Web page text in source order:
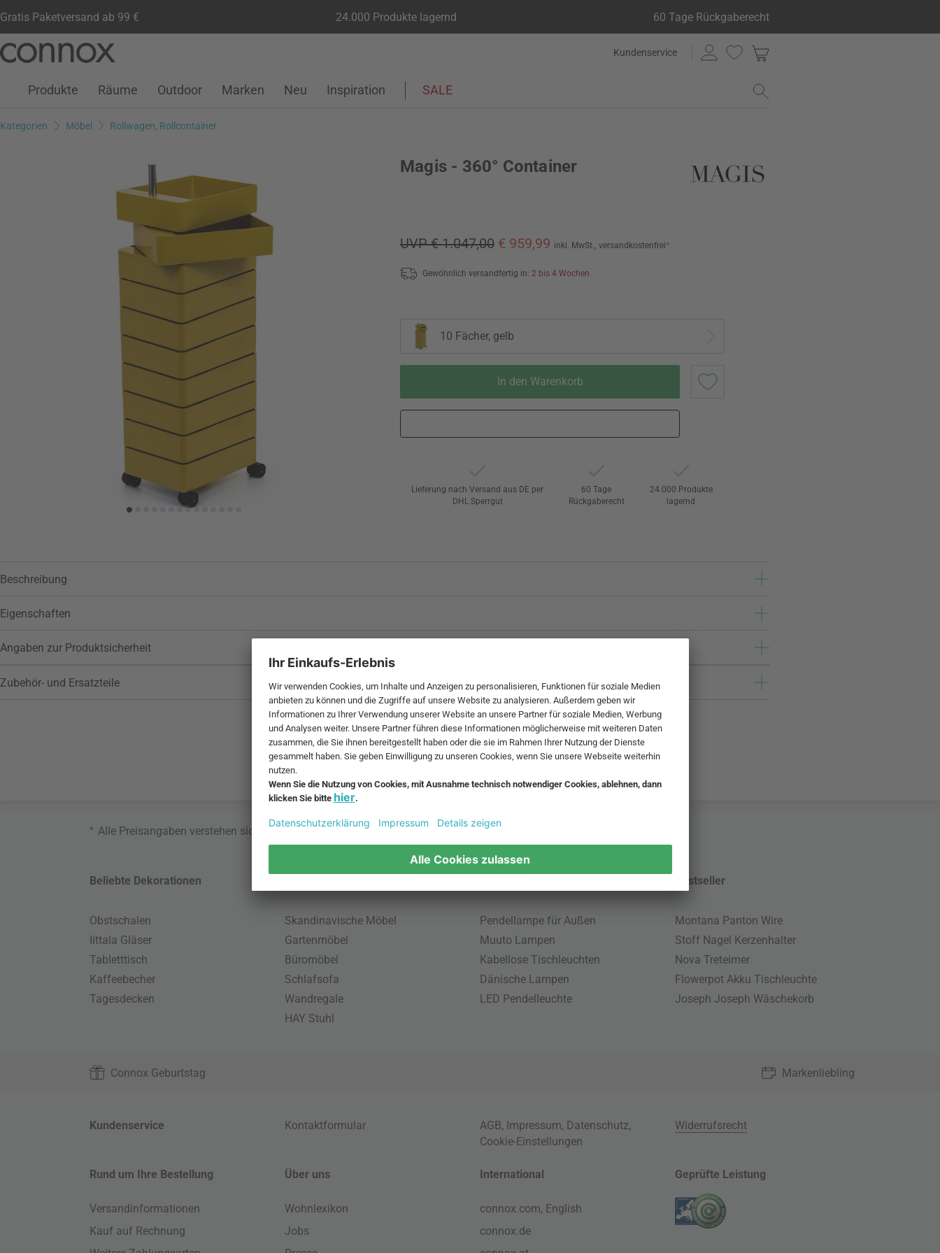
Gratis Paketversand ab 99 € 24.000 Produkte lagernd 60 Tage Rückgaberecht
Seiteninhalt
Suchfeld
Kundenservice
Kundenkonto
Wunschliste
Warenkorb
Produkte Räume Outdoor Marken Neu Inspiration SALE
Kategorien Möbel Rollwagen, Rollcontainer
Magis - 360° Container
UVP € 1.047,00 € 959,99 inkl. MwSt., versandkostenfrei*
Gewöhnlich versandfertig in: 2 bis 4 Wochen
10 Fächer, gelb
In den Warenkorb
Lieferung nach Versand aus DE per
DHL Sperrgut
60 Tage
Rückgaberecht
24.000 Produkte
lagernd
Beschreibung
Eigenschaften
Angaben zur Produktsicherheit
Zubehör- und Ersatzteile
* Alle Preisangaben verstehen sich inklusive MwSt. und zzgl.Versandkosten.
Beliebte Dekorationen
Obstschalen
Iittala Gläser
Tabletttisch
Kaffeebecher
Tagesdecken
Skandinavische Möbel
Gartenmöbel
Büromöbel
Schlafsofa
Wandregale
HAY Stuhl
Pendellampe für Außen
Muuto Lampen
Kabellose Tischleuchten
Dänische Lampen
LED Pendelleuchte
Bestseller
Montana Panton Wire
Stoff Nagel Kerzenhalter
Nova Treteimer
Flowerpot Akku Tischleuchte
Joseph Joseph Wäschekorb
Connox Geburtstag Markenliebling
Kundenservice Kontaktformular AGB, Impressum, Datenschutz,
Cookie-Einstellungen
Widerrufsrecht
Rund um Ihre Bestellung
Versandinformationen
Kauf auf Rechnung
Über uns
Wohnlexikon
Jobs
International
connox.com, English
connox.de
Geprüfte Leistung